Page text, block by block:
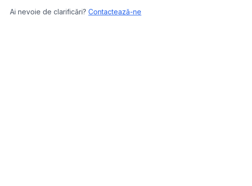
Ai nevoie de clarificări? Contactează-ne